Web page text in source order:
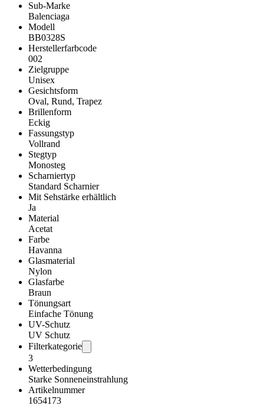
Sub-Marke
Balenciaga
Modell
BB0328S
Herstellerfarbcode
002
Zielgruppe
Unisex
Gesichtsform
Oval, Rund, Trapez
Brillenform
Eckig
Fassungstyp
Vollrand
Stegtyp
Monosteg
Scharniertyp
Standard Scharnier
Mit Sehstärke erhältlich
Ja
Material
Acetat
Farbe
Havanna
Glasmaterial
Nylon
Glasfarbe
Braun
Tönungsart
Einfache Tönung
UV-Schutz
UV Schutz
Filterkategorie
3
Wetterbedingung
Starke Sonneneinstrahlung
Artikelnummer
1654173